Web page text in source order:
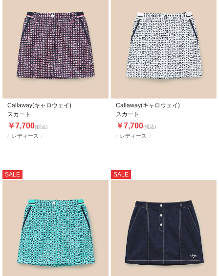
レディース
Callaway(キャロウェイ)
スカート
￥7,700(税込)
レディース
Callaway(キャロウェイ)
スカート
￥7,700(税込)
SALE SALE